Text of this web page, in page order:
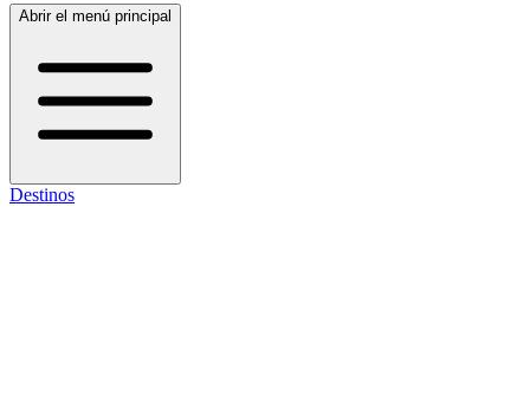
Abrir el menú principal
Destinos